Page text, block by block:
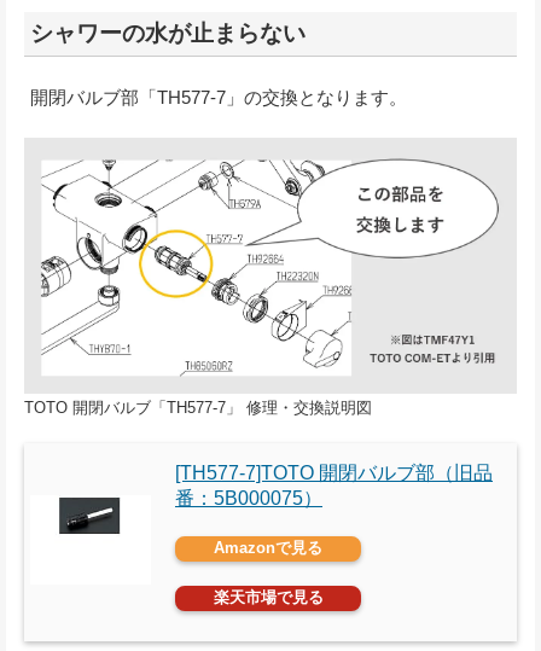
シャワーの水が止まらない
開閉バルブ部「TH577-7」の交換となります。
TOTO 開閉バルブ「TH577-7」 修理・交換説明図
[TH577-7]TOTO 開閉バルブ部（旧品
番：5B000075）
Amazonで見る
楽天市場で見る